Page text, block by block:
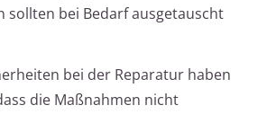
sollten bei Bedarf ausgetauscht
bei der Reparatur haben
die Maßnahmen nicht